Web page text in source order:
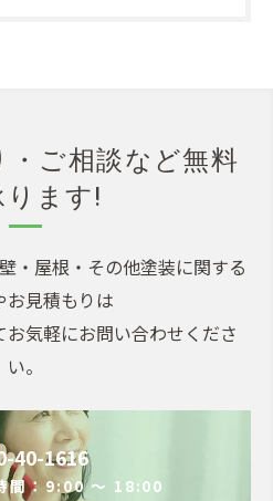
ご相談など無料
ます!
・屋根・その他塗装に関する
お見積もりは
気軽にお問い合わせくださ
い。
40-1616
間：9:00 ～ 18:00